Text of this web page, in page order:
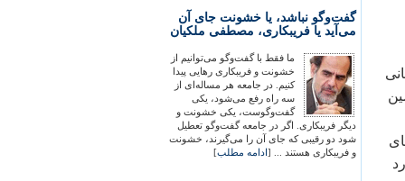
گفت‌وگو نباشد، یا خشونت جای آن
می‌آید یا فریبکاری، مصطفی ملکیان
ما فقط با گفت‌وگو می‌توانیم از
خشونت و فریبکاری رهایی پیدا
کنیم. در جامعه هر مساله‌ای از
سه راه رفع می‌شود، یکی
گفت‌وگوست، یکی خشونت و
دیگر فریبکاری. اگر در جامعه گفت‌وگو تعطیل
شود دو رقیبی که جای آن را می‌گیرند، خشونت
و فریبکاری هستند ... [ادامه مطلب]